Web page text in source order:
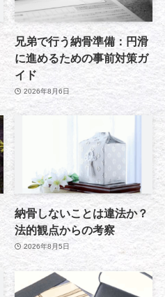
兄弟で行う納骨準備：円滑
に進めるための事前対策ガ
イド
2026年8月6日
納骨しないことは違法か？
法的観点からの考察
2026年8月5日